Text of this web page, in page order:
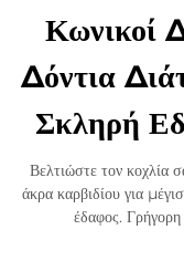
Κωνικοί
Δόντια
Σκληρή
Βελτιώστε τον κοχλία
άκρα καρβιδίου για
έδαφος. Γρήγορη